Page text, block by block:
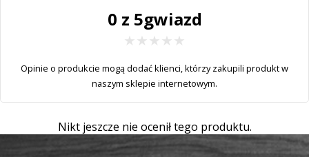
5 min. czytanie
siatkarzy
0 z 5gwiazd
Opinie o produkcie mogą dodać klienci, którzy zakupili produkt w
naszym sklepie internetowym.
Nikt jeszcze nie ocenił tego produktu.